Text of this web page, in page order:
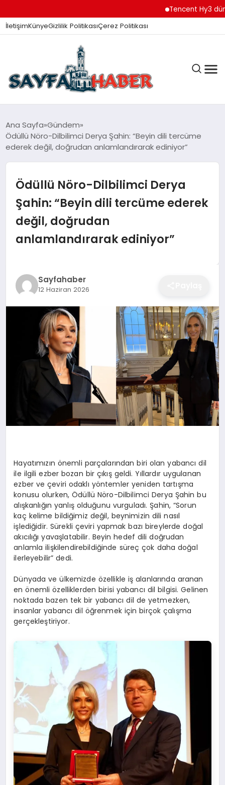
Tencent Hy3 dünya
İletişimKünyeGizlilik PolitikasıÇerez Politikası
ANA SAYFA
GÜNDEM
İZMIR HABERLERI
EĞITIM
EKONOMI
SAĞLIK
DIĞER
Ana Sayfa Gündem
Ödüllü Nöro-Dilbilimci Derya Şahin: “Beyin dili tercüme
ederek değil, doğrudan anlamlandırarak ediniyor”
Ödüllü Nöro-Dilbilimci Derya
Şahin: “Beyin dili tercüme ederek
değil, doğrudan
anlamlandırarak ediniyor”
Sayfahaber
12 Haziran 2026
Hayatımızın önemli parçalarından biri olan yabancı dil
ile ilgili ezber bozan bir çıkış geldi. Yıllardır uygulanan
ezber ve çeviri odaklı yöntemler yeniden tartışma
konusu olurken, Ödüllü Nöro-Dilbilimci Derya Şahin bu
alışkanlığın yanlış olduğunu vurguladı. Şahin, “Sorun
kaç kelime bildiğimiz değil, beynimizin dili nasıl
işlediğidir. Sürekli çeviri yapmak bazı bireylerde doğal
akıcılığı yavaşlatabilir. Beyin hedef dili doğrudan
anlamla ilişkilendirebildiğinde süreç çok daha doğal
ilerleyebilir” dedi.
Dünyada ve ülkemizde özellikle iş alanlarında aranan
en önemli özelliklerden birisi yabancı dil bilgisi. Gelinen
noktada bazen tek bir yabancı dil de yetmezken,
insanlar yabancı dil öğrenmek için birçok çalışma
gerçekleştiriyor.